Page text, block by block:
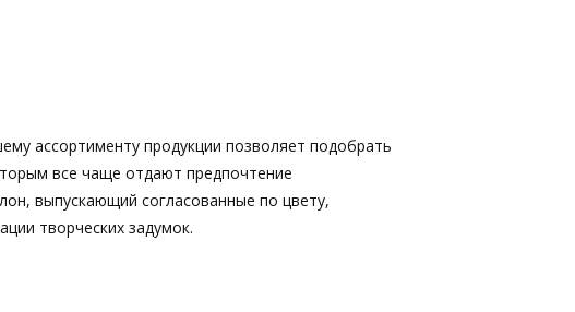
ассортименту продукции позволяет подобрать
все чаще отдают предпочтение
выпускающий согласованные по цвету,
творческих задумок.